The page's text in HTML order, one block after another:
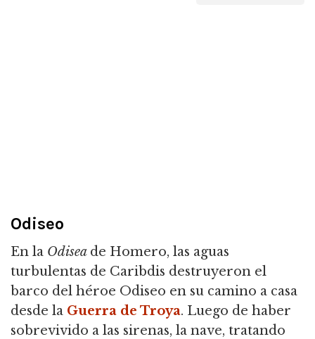
Odiseo
En la Odisea de Homero, las aguas
turbulentas de Caribdis destruyeron el
barco del héroe Odiseo en su camino a casa
desde la Guerra de Troya. Luego de haber
sobrevivido a las sirenas, la nave, tratando